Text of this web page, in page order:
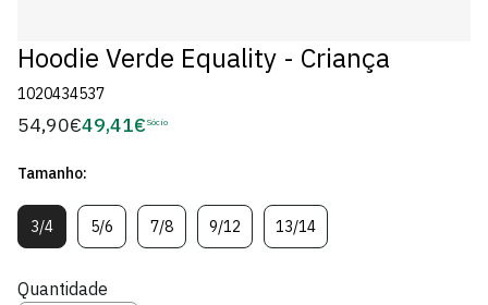
Hoodie Verde Equality - Criança
1020434537
Preço
54,90€Preço
Sócio
49,41€ Sócio
Tamanho:
3/4Variante
Esgotada
Indisponível
5/6Variante
Esgotada
Indisponível
7/8Variante
Esgotada
9/12Variante
Esgotada
13/14Variante
Esgotada
Quantidade